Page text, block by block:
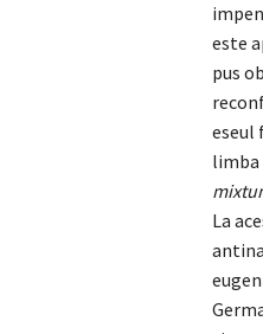
este
pus
eseul
limba
La